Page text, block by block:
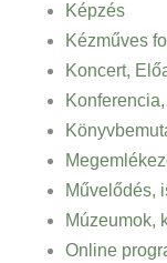
Képzés
Kézműves
Koncert,
Művelődés,
Múzeumok,
Online